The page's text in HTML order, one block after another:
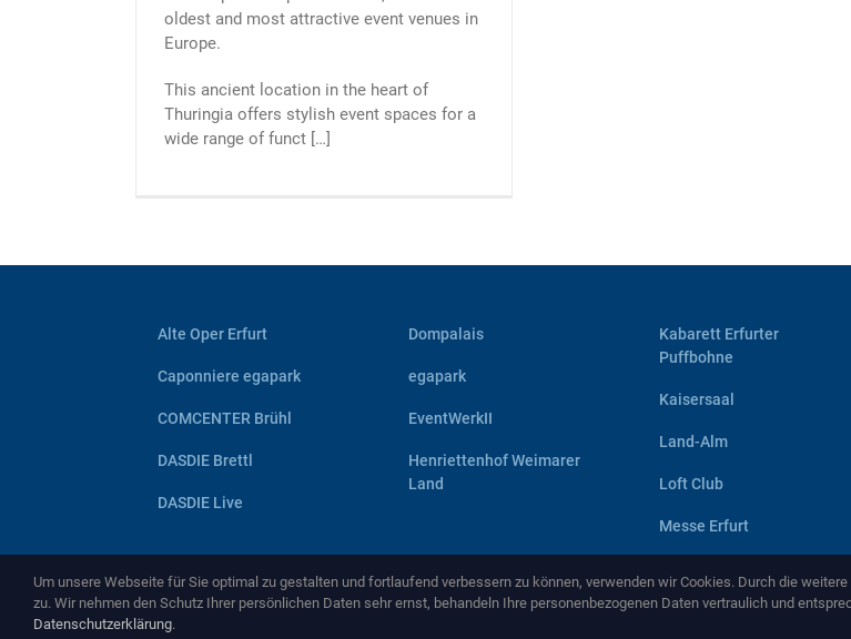
oldest and most attractive event venues in
Europe.
This ancient location in the heart of
Thuringia offers stylish event spaces for a
wide range of funct […]
Alte Oper Erfurt
Caponniere egapark
COMCENTER Brühl
DASDIE Brettl
DASDIE Live
Dompalais
egapark
EventWerkII
Henriettenhof Weimarer
Land
Kabarett Erfurter
Puffbohne
Kaisersaal
Land-Alm
Loft Club
Messe Erfurt
Um unsere Webseite für Sie optimal zu gestalten und fortlaufend verbessern zu können, verwenden wir Cookies. Durch die
zu. Wir nehmen den Schutz Ihrer persönlichen Daten sehr ernst, behandeln Ihre personenbezogenen Daten vertraulich und
Datenschutzerklärung.